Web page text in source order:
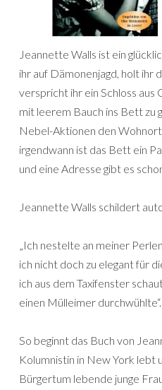
Jeannette Walls ist ein
ihr auf Dämonenjagd, holt ihr
verspricht ihr ein Schloss aus
mit leerem Bauch ins Bett zu
Nebel-Aktionen den
irgendwann ist das Bett ein
und eine Adresse gibt es
Jeannette Walls schildert
„Ich nestelte an meiner
ich nicht doch zu elegant für
ich aus dem Taxifenster
einen Mülleimer durchwühlte“.
So beginnt das Buch von
Kolumnistin in New York lebt
Bürgertum lebende junge